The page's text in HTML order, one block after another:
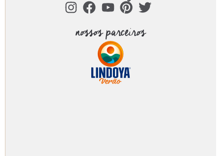
nossos parceiros